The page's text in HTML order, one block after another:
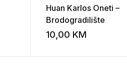
Add to wishlist
Huan Karlos Oneti –
Brodogradilište
10,00 KM